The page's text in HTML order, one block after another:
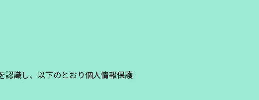
認識し、以下のとおり個人情報保護